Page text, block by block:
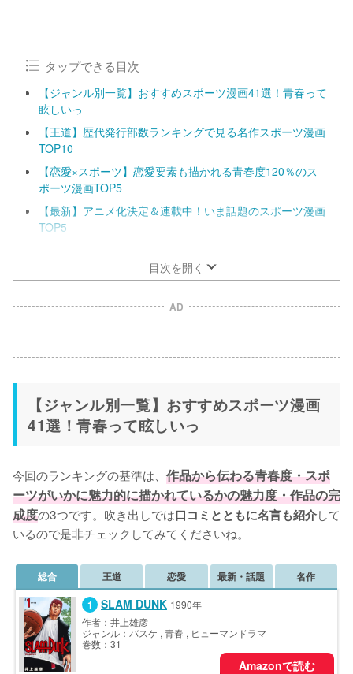
タップできる目次
【ジャンル別一覧】おすすめスポーツ漫画41選！青春って
眩しいっ
【王道】歴代発行部数ランキングで見る名作スポーツ漫画
TOP10
【恋愛×スポーツ】恋愛要素も描かれる青春度120％のス
ポーツ漫画TOP5
【最新】アニメ化決定＆連載中！いま話題のスポーツ漫画
TOP5
目次を開く
AD
【ジャンル別一覧】おすすめスポーツ漫画
41選！青春って眩しいっ
今回のランキングの基準は、 作品から伝わる青春度・スポ
ーツがいかに魅力的に描かれているかの魅力度・作品の完
成度の3つです。吹き出しでは口コミとともに名言も紹介して
いるので是非チェックしてみてくださいね。
総合
SLAM DUNK 1990年
作者：井上雄彦
ジャンル：バスケ , 青春 , ヒューマンドラマ
巻数：31
Amazonで読む
王道 恋愛 最新・話題 名作